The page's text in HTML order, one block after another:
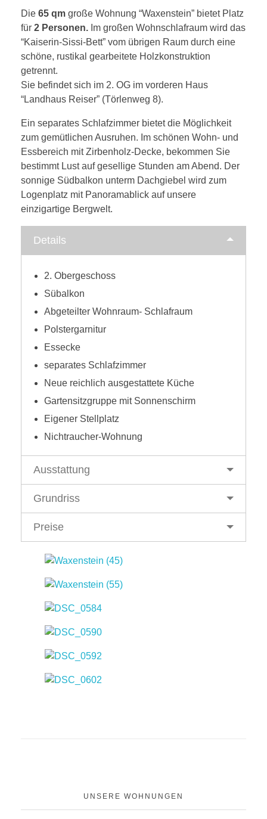
IMPRESSIONEN
Die 65 qm große Wohnung “Waxenstein” bietet Platz
für 2 Personen. Im großen Wohnschlafraum wird das
“Kaiserin-Sissi-Bett” vom übrigen Raum durch eine
schöne, rustikal gearbeitete Holzkonstruktion
getrennt.
Sie befindet sich im 2. OG im vorderen Haus
“Landhaus Reiser” (Törlenweg 8).
Ein separates Schlafzimmer bietet die Möglichkeit
zum gemütlichen Ausruhen. Im schönen Wohn- und
Essbereich mit Zirbenholz-Decke, bekommen Sie
bestimmt Lust auf gesellige Stunden am Abend. Der
sonnige Südbalkon unterm Dachgiebel wird zum
Logenplatz mit Panoramablick auf unsere
einzigartige Bergwelt.
Details
2. Obergeschoss
Sübalkon
Abgeteilter Wohnraum- Schlafraum
Polstergarnitur
Essecke
separates Schlafzimmer
Neue reichlich ausgestattete Küche
Gartensitzgruppe mit Sonnenschirm
Eigener Stellplatz
Nichtraucher-Wohnung
Ausstattung
Grundriss
Preise
UNSERE WOHNUNGEN